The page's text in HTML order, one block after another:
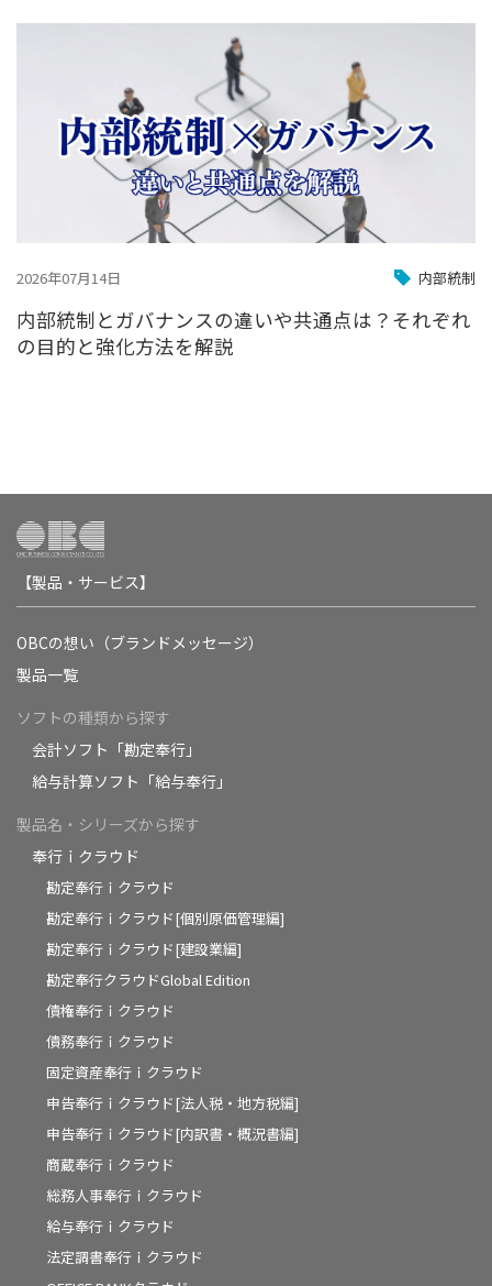
2026年07月14日 内部統制
内部統制とガバナンスの違いや共通点は？それぞれ
の目的と強化方法を解説
【製品・サービス】
OBCの想い（ブランドメッセージ）
製品一覧
ソフトの種類から探す
会計ソフト「勘定奉行」
給与計算ソフト「給与奉行」
製品名・シリーズから探す
奉行ｉクラウド
勘定奉行ｉクラウド
勘定奉行ｉクラウド[個別原価管理編]
勘定奉行ｉクラウド[建設業編]
勘定奉行クラウドGlobal Edition
債権奉行ｉクラウド
債務奉行ｉクラウド
固定資産奉行ｉクラウド
申告奉行ｉクラウド[法人税・地方税編]
申告奉行ｉクラウド[内訳書・概況書編]
商蔵奉行ｉクラウド
総務人事奉行ｉクラウド
給与奉行ｉクラウド
法定調書奉行ｉクラウド